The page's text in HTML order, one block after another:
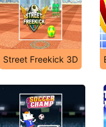
Street Freekick 3D